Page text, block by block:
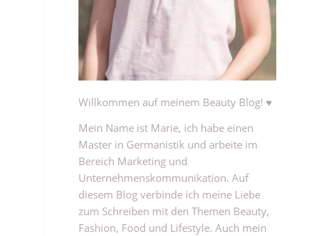
Willkommen auf meinem Beauty Blog! ♥
Mein Name ist Marie, ich habe einen
Master in Germanistik und arbeite im
Bereich Marketing und
Unternehmenskommunikation. Auf
diesem Blog verbinde ich meine Liebe
zum Schreiben mit den Themen Beauty,
Fashion, Food und Lifestyle. Auch mein